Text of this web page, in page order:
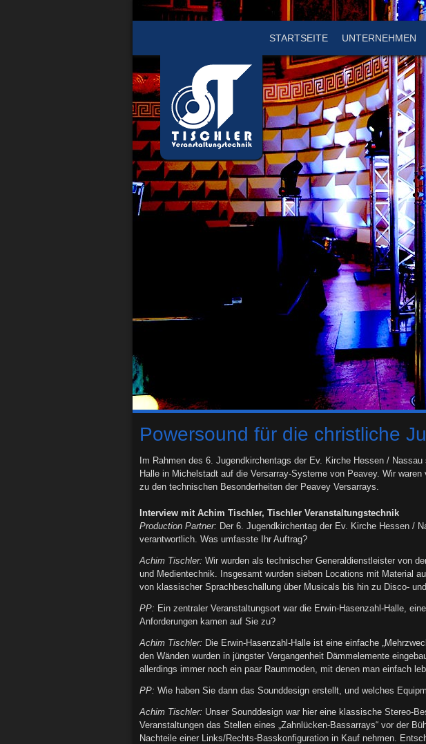
STARTSEITE UNTERNEHMEN
Powersound für die christliche
Im Rahmen des 6. Jugendkirchentags der Ev. Kirche Hessen /
Halle in Michelstadt auf die Versarray-Systeme von Peavey. Wir
zu den technischen Besonderheiten der Peavey Versarrays.
Interview mit Achim Tischler, Tischler Veranstaltungstechnik
Production Partner: Der 6. Jugendkirchentag der Ev. Kirche Hessen /
verantwortlich. Was umfasste Ihr Auftrag?
Achim Tischler: Wir wurden als technischer Generaldienstleister von
und Medientechnik. Insgesamt wurden sieben Locations mit Material
von klassischer Sprachbeschallung über Musicals bis hin zu Disco-
PP: Ein zentraler Veranstaltungsort war die Erwin-Hasenzahl-Halle,
Anforderungen kamen auf Sie zu?
Achim Tischler: Die Erwin-Hasenzahl-Halle ist eine einfache
den Wänden wurden in jüngster Vergangenheit Dämmelemente
allerdings immer noch ein paar Raummoden, mit denen man einfach
PP: Wie haben Sie dann das Sounddesign erstellt, und welches
Achim Tischler: Unser Sounddesign war hier eine klassische Stereo-
Veranstaltungen das Stellen eines „Zahnlücken-Bassarrays“ vor der
Nachteile einer Links/Rechts-Basskonfiguration in Kauf nehmen.